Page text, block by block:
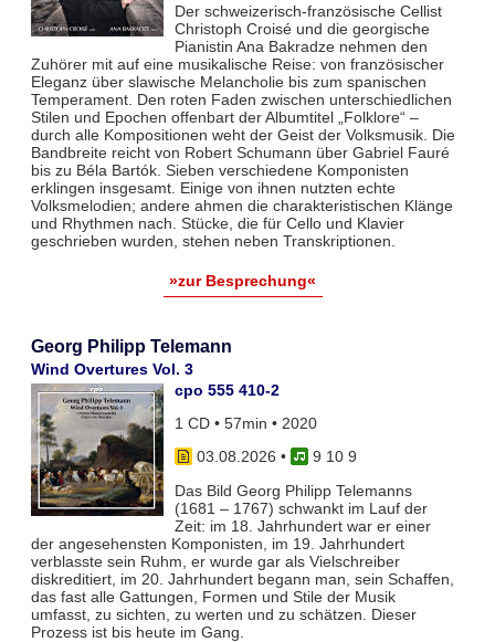
Der schweizerisch-französische Cellist
Christoph Croisé und die georgische
Pianistin Ana Bakradze nehmen den
Zuhörer mit auf eine musikalische Reise: von französischer
Eleganz über slawische Melancholie bis zum spanischen
Temperament. Den roten Faden zwischen unterschiedlichen
Stilen und Epochen offenbart der Albumtitel „Folklore“ –
durch alle Kompositionen weht der Geist der Volksmusik. Die
Bandbreite reicht von Robert Schumann über Gabriel Fauré
bis zu Béla Bartók. Sieben verschiedene Komponisten
erklingen insgesamt. Einige von ihnen nutzten echte
Volksmelodien; andere ahmen die charakteristischen Klänge
und Rhythmen nach. Stücke, die für Cello und Klavier
geschrieben wurden, stehen neben Transkriptionen.
»zur Besprechung«
Georg Philipp Telemann
Wind Overtures Vol. 3
cpo 555 410-2
1 CD • 57min • 2020
03.08.2026 •
9 10 9
Das Bild Georg Philipp Telemanns
(1681 – 1767) schwankt im Lauf der
Zeit: im 18. Jahrhundert war er einer
der angesehensten Komponisten, im 19. Jahrhundert
verblasste sein Ruhm, er wurde gar als Vielschreiber
diskreditiert, im 20. Jahrhundert begann man, sein Schaffen,
das fast alle Gattungen, Formen und Stile der Musik
umfasst, zu sichten, zu werten und zu schätzen. Dieser
Prozess ist bis heute im Gang.